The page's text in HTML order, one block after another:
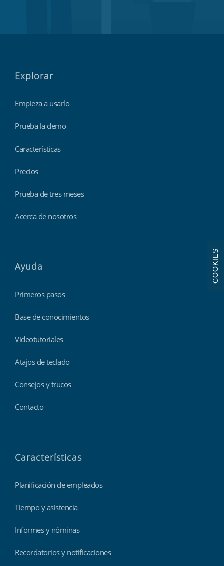
Explorar
Empieza a usarlo
Prueba la demo
Características
Precios
Prueba de tres meses
Acerca de nosotros
Ayuda
Primeros pasos
Base de conocimientos
Videotutoriales
Atajos de teclado
Consejos y trucos
Contacto
Características
Planificación de empleados
Tiempo y asistencia
Informes y nóminas
Recordatorios y notificaciones
COOKIES